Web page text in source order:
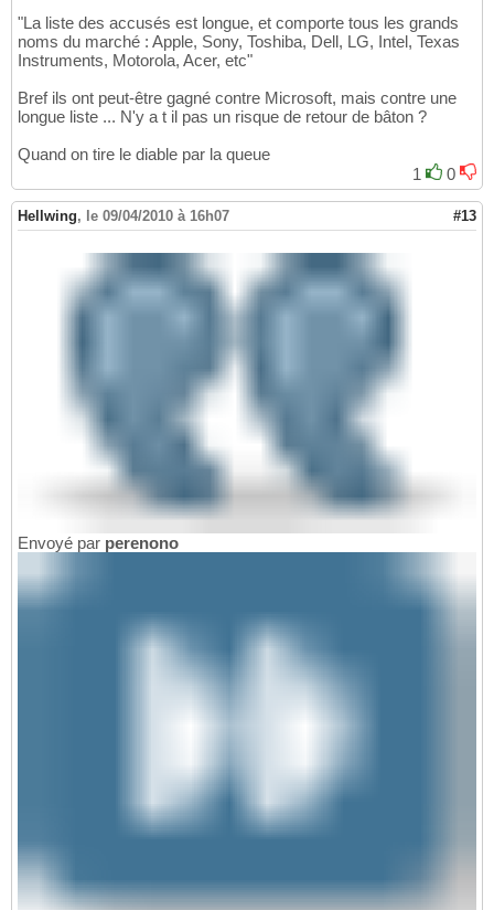
"La liste des accusés est longue, et comporte tous les grands
noms du marché : Apple, Sony, Toshiba, Dell, LG, Intel, Texas
Instruments, Motorola, Acer, etc"
Bref ils ont peut-être gagné contre Microsoft, mais contre une
longue liste ... N'y a t il pas un risque de retour de bâton ?
Quand on tire le diable par la queue
1
0
Hellwing, le 09/04/2010 à 16h07 #13
Envoyé par perenono